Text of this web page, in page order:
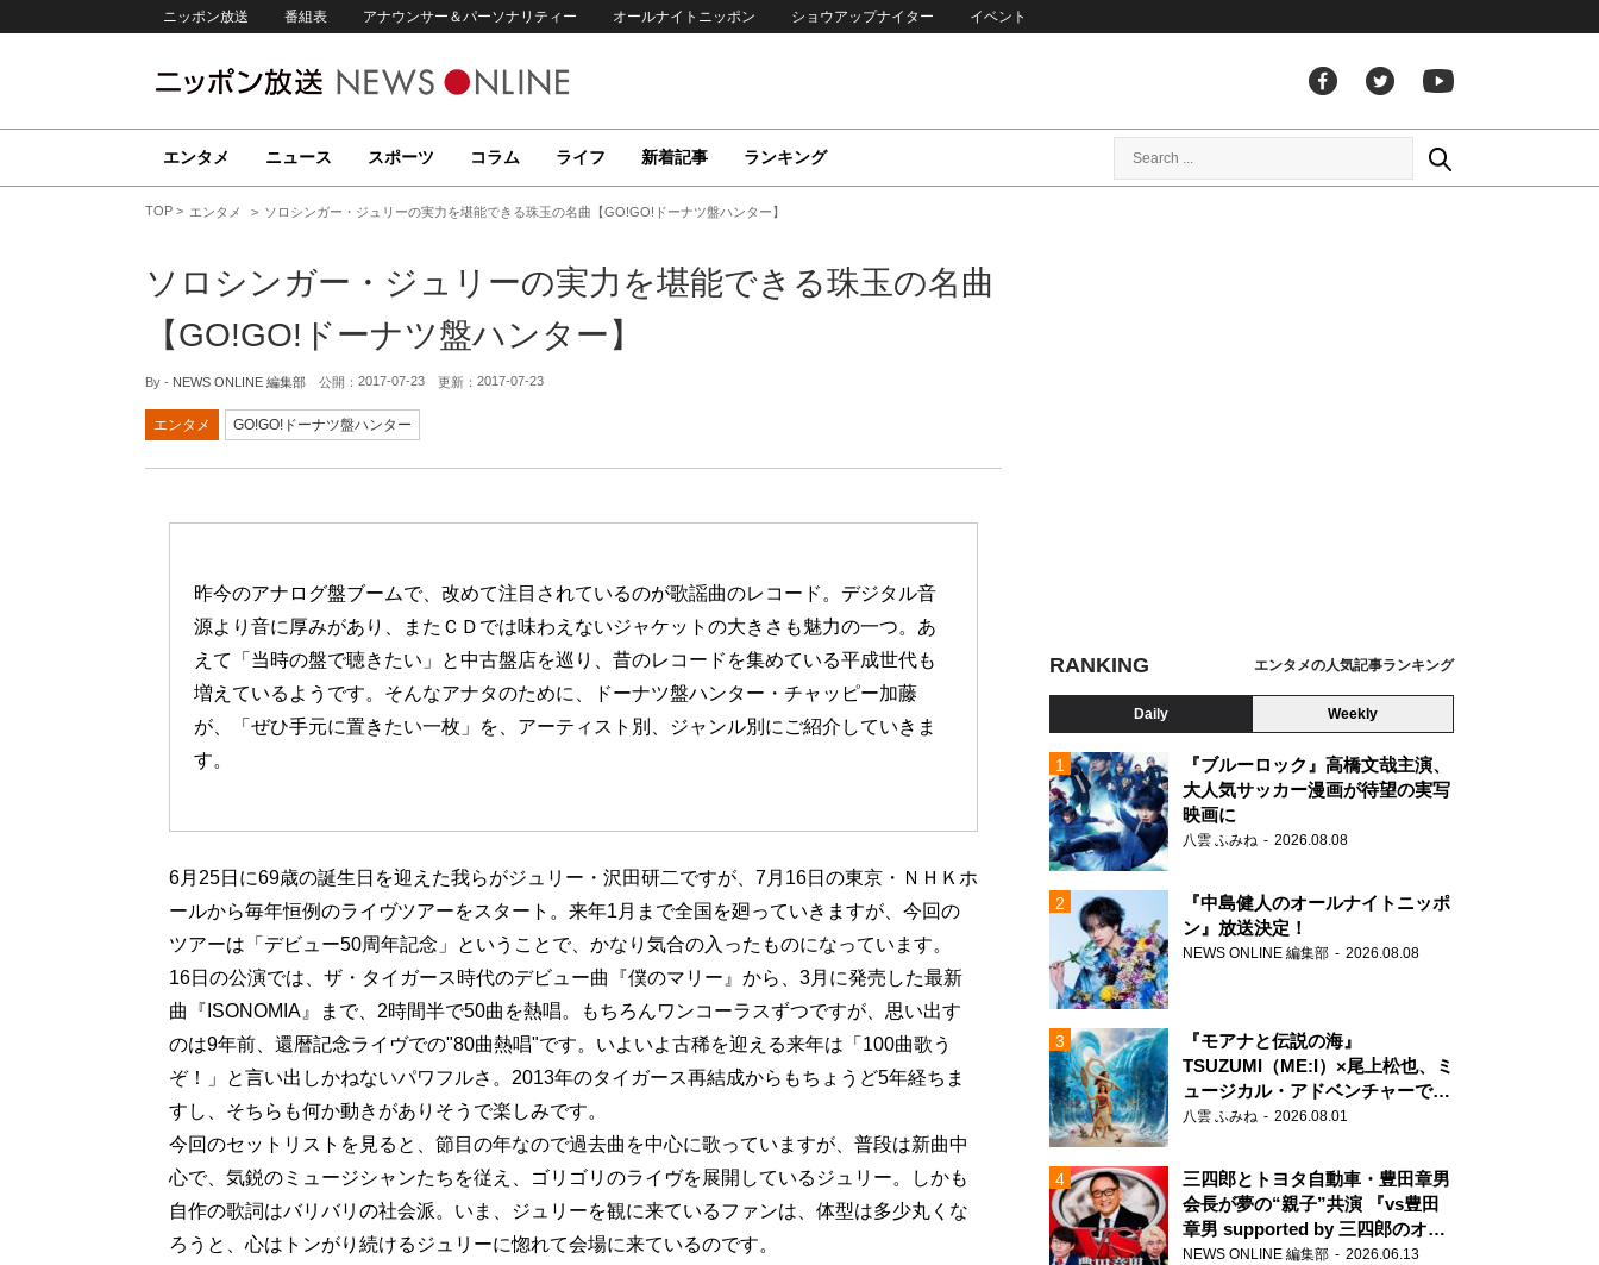
ニッポン放送 番組表 アナウンサー＆パーソナリティー オールナイトニッポン ショウアップナイター イベント
エンタメ ニュース スポーツ コラム ライフ 新着記事 ランキング
TOP エンタメ ソロシンガー・ジュリーの実力を堪能できる珠玉の名曲【GO!GO!ドーナツ盤ハンター】
ソロシンガー・ジュリーの実力を堪能できる珠玉の名曲
【GO!GO!ドーナツ盤ハンター】
By - NEWS ONLINE 編集部 公開： 2017-07-23 更新： 2017-07-23
エンタメ GO!GO!ドーナツ盤ハンター
昨今のアナログ盤ブームで、改めて注目されているのが歌謡曲のレコード。デジタル音
源より音に厚みがあり、またＣＤでは味わえないジャケットの大きさも魅力の一つ。あ
えて「当時の盤で聴きたい」と中古盤店を巡り、昔のレコードを集めている平成世代も
増えているようです。そんなアナタのために、ドーナツ盤ハンター・チャッピー加藤
が、「ぜひ手元に置きたい一枚」を、アーティスト別、ジャンル別にご紹介していきま
す。
6月25日に69歳の誕生日を迎えた我らがジュリー・沢田研二ですが、7月16日の東京・ＮＨＫホ
ールから毎年恒例のライヴツアーをスタート。来年1月まで全国を廻っていきますが、今回の
ツアーは「デビュー50周年記念」ということで、かなり気合の入ったものになっています。
16日の公演では、ザ・タイガース時代のデビュー曲『僕のマリー』から、3月に発売した最新
曲『ISONOMIA』まで、2時間半で50曲を熱唱。もちろんワンコーラスずつですが、思い出す
のは9年前、還暦記念ライヴでの"80曲熱唱"です。いよいよ古稀を迎える来年は「100曲歌う
ぞ！」と言い出しかねないパワフルさ。2013年のタイガース再結成からもちょうど5年経ちま
すし、そちらも何か動きがありそうで楽しみです。
今回のセットリストを見ると、節目の年なので過去曲を中心に歌っていますが、普段は新曲中
心で、気鋭のミュージシャンたちを従え、ゴリゴリのライヴを展開しているジュリー。しかも
自作の歌詞はバリバリの社会派。いま、ジュリーを観に来ているファンは、体型は多少丸くな
ろうと、心はトンがり続けるジュリーに惚れて会場に来ているのです。
RANKING エンタメの人気記事ランキング
Daily Weekly
『ブルーロック』高橋文哉主演、
大人気サッカー漫画が待望の実写
映画に
八雲 ふみね 2026.08.08
『中島健人のオールナイトニッポ
ン』放送決定！
NEWS ONLINE 編集部 2026.08.08
『モアナと伝説の海』
TSUZUMI（ME:I）×尾上松也、ミ
ュージカル・アドベンチャーで美
声を響かせる
八雲 ふみね 2026.08.01
三四郎とトヨタ自動車・豊田章男
会長が夢の“親子”共演 『vs豊田
章男 supported by 三四郎のオー
ルナイトニッポン0(ZERO)』
NEWS ONLINE 編集部 2026.06.13